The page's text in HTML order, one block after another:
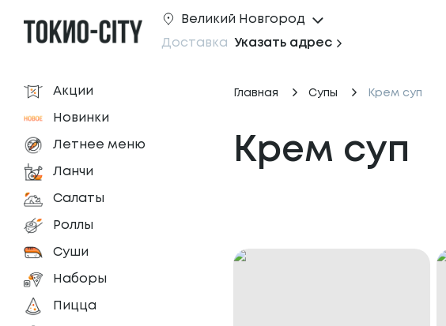
Великий Новгород
Доставка Указать адрес
Акции
Новинки
Летнее меню
Ланчи
Салаты
Роллы
Суши
Наборы
Пицца
Главная Супы Крем суп
Крем суп